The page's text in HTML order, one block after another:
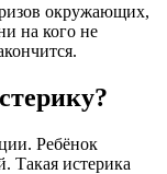
окружающих,
на кого не
Ребёнок
Такая истерика